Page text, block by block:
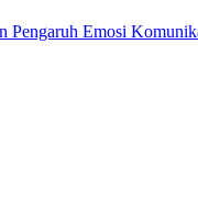
Pengaruh Emosi